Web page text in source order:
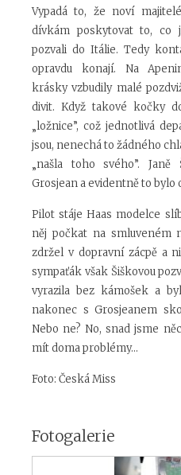
Vypadá to, že noví
dívkám poskytovat to, co
pozvali do Itálie. Tedy
opravdu konají. Na
krásky vzbudily malé
divit. Když takové kočky
„ložnice”, což jednotlivá
jsou, nenechá to žádného
„našla toho svého”.
Grosjean a evidentně to bylo
Pilot stáje Haas modelce
něj počkat na smluveném
zdržel v dopravní zácpě a
sympaťák však Šiškovou
vyrazila bez kámošek a
nakonec s Grosjeanem
Nebo ne? No, snad jsme
mít doma problémy...
Foto: Česká Miss
Fotogalerie